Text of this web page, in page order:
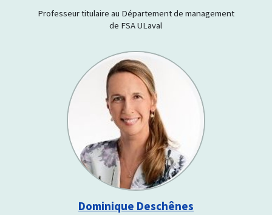
Professeur titulaire au Département de management
de FSA ULaval
Dominique Deschênes